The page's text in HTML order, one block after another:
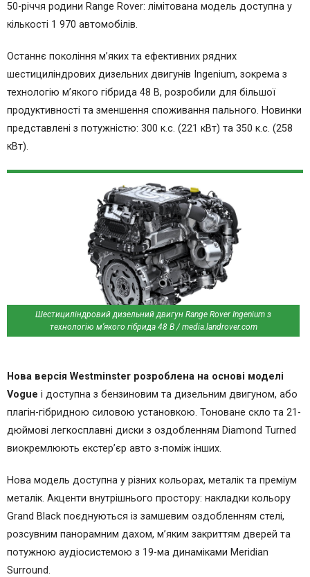
50-річчя родини Range Rover: лімітована модель доступна у
кількості 1 970 автомобілів.
Останнє покоління м’яких та ефективних рядних
шестициліндрових дизельних двигунів Ingenium, зокрема з
технологію м’якого гібрида 48 В, розробили для більшої
продуктивності та зменшення споживання пального. Новинки
представлені з потужністю: 300 к.с. (221 кВт) та 350 к.с. (258
кВт).
Шестициліндровий дизельний двигун Range Rover Ingenium з
технологію м’якого гібрида 48 В / media.landrover.com
Нова версія Westminster розроблена на основі моделі
Vogue і доступна з бензиновим та дизельним двигуном, або
плагін-гібридною силовою установкою. Тоноване скло та 21-
дюймові легкосплавні диски з оздобленням Diamond Turned
виокремлюють екстер’єр авто з-поміж інших.
Нова модель доступна у різних кольорах, металік та преміум
металік. Акценти внутрішнього простору: накладки кольору
Grand Black поєднуються із замшевим оздобленням стелі,
розсувним панорамним дахом, м’яким закриттям дверей та
потужною аудіосистемою з 19-ма динаміками Meridian
Surround.